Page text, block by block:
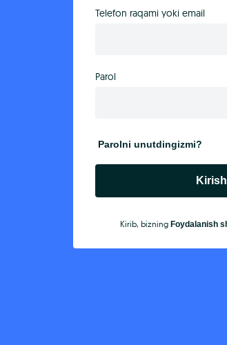
Telefon raqami yoki email
Parol
Parolni unutdingizmi?
Kirish
Kirib, bizning Foydalanish